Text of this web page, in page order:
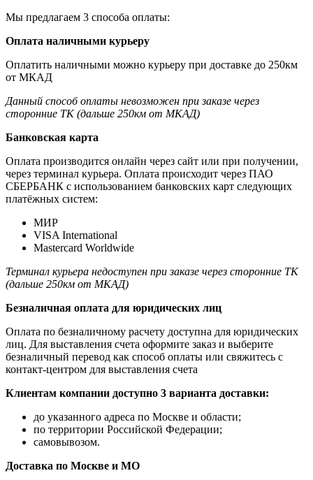
Мы предлагаем 3 способа оплаты:
Оплата наличными курьеру
Оплатить наличными можно курьеру при доставке до 250км
от МКАД
Данный способ оплаты невозможен при заказе через
сторонние ТК (дальше 250км от МКАД)
Банковская карта
Оплата производится онлайн через сайт или при получении,
через терминал курьера. Оплата происходит через ПАО
СБЕРБАНК с использованием банковских карт следующих
платёжных систем:
МИР
VISA International
Mastercard Worldwide
Терминал курьера недоступен при заказе через сторонние ТК
(дальше 250км от МКАД)
Безналичная оплата для юридических лиц
Оплата по безналичному расчету доступна для юридических
лиц. Для выставления счета оформите заказ и выберите
безналичный перевод как способ оплаты или свяжитесь с
контакт-центром для выставления счета
Клиентам компании доступно 3 варианта доставки:
до указанного адреса по Москве и области;
по территории Российской Федерации;
самовывозом.
Доставка по Москве и МО